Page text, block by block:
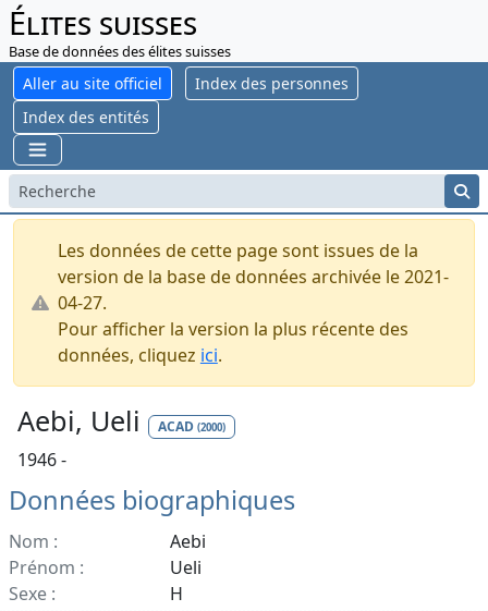
Élites suisses
Base de données des élites suisses
Aller au site officiel
Index des personnes
Index des entités
Les données de cette page sont issues de la
version de la base de données archivée le 2021-
04-27.
Pour afficher la version la plus récente des
données, cliquez ici.
Aebi, Ueli ACAD (2000)
1946 -
Données biographiques
Nom :
Aebi
Prénom :
Ueli
Sexe :
H